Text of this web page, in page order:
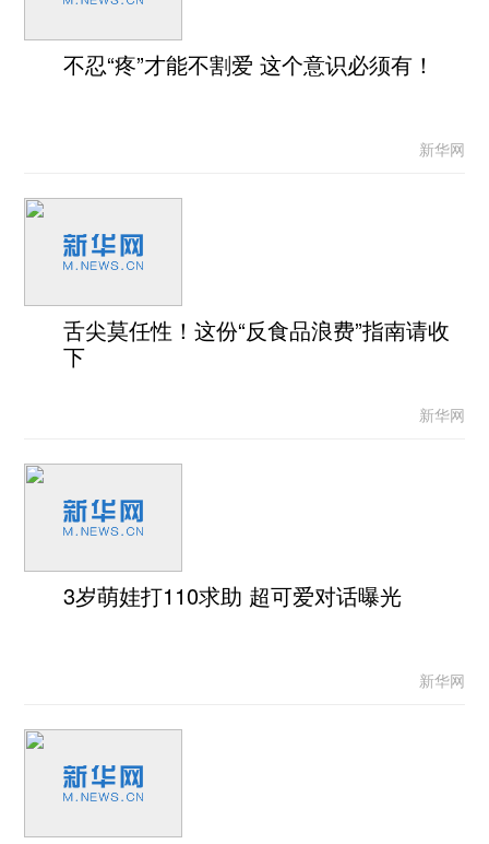
不忍“疼”才能不割爱 这个意识必须有！
新华网
舌尖莫任性！这份“反食品浪费”指南请收
下
新华网
3岁萌娃打110求助 超可爱对话曝光
新华网